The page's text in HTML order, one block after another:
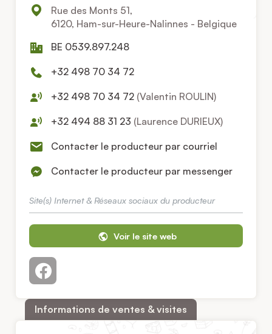
Rue des Monts 51,
6120, Ham-sur-Heure-Nalinnes - Belgique
BE 0539.897.248
+32 498 70 34 72
+32 498 70 34 72 (Valentin ROULIN)
+32 494 88 31 23 (Laurence DURIEUX)
Contacter le producteur par courriel
Contacter le producteur par messenger
Site(s) Internet & Réseaux sociaux du producteur
Voir le site web
Informations de ventes & visites